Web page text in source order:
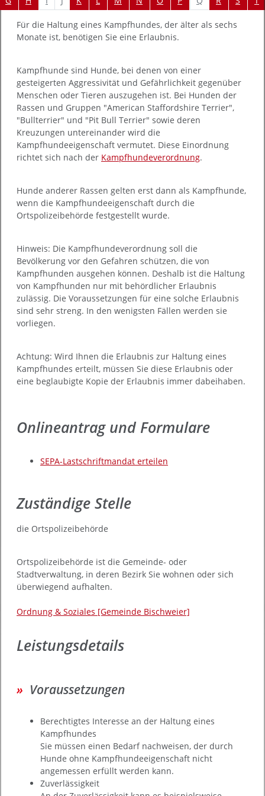
Für die Haltung eines Kampfhundes, der älter als sechs
Monate ist, benötigen Sie eine Erlaubnis.
Kampfhunde sind Hunde, bei denen von einer
gesteigerten Aggressivität und Gefährlichkeit gegenüber
Menschen oder Tieren auszugehen ist. Bei Hunden der
Rassen und Gruppen "American Staffordshire Terrier",
"Bullterrier" und "Pit Bull Terrier" sowie deren
Kreuzungen untereinander wird die
Kampfhundeeigenschaft vermutet. Diese Einordnung
richtet sich nach der Kampfhundeverordnung.
Hunde anderer Rassen gelten erst dann als Kampfhunde,
wenn die Kampfhundeeigenschaft durch die
Ortspolizeibehörde festgestellt wurde.
Hinweis: Die Kampfhundeverordnung soll die
Bevölkerung vor den Gefahren schützen, die von
Kampfhunden ausgehen können. Deshalb ist die Haltung
von Kampfhunden nur mit behördlicher Erlaubnis
zulässig. Die Voraussetzungen für eine solche Erlaubnis
sind sehr streng. In den wenigsten Fällen werden sie
vorliegen.
Achtung: Wird Ihnen die Erlaubnis zur Haltung eines
Kampfhundes erteilt, müssen Sie diese Erlaubnis oder
eine beglaubigte Kopie der Erlaubnis immer dabeihaben.
Onlineantrag und Formulare
SEPA-Lastschriftmandat erteilen
Zuständige Stelle
die Ortspolizeibehörde
Ortspolizeibehörde ist die Gemeinde- oder
Stadtverwaltung, in deren Bezirk Sie wohnen oder sich
überwiegend aufhalten.
Ordnung & Soziales [Gemeinde Bischweier]
Leistungsdetails
Voraussetzungen
Berechtigtes Interesse an der Haltung eines
Kampfhundes
Sie müssen einen Bedarf nachweisen, der durch
Hunde ohne Kampfhundeeigenschaft nicht
angemessen erfüllt werden kann.
Zuverlässigkeit